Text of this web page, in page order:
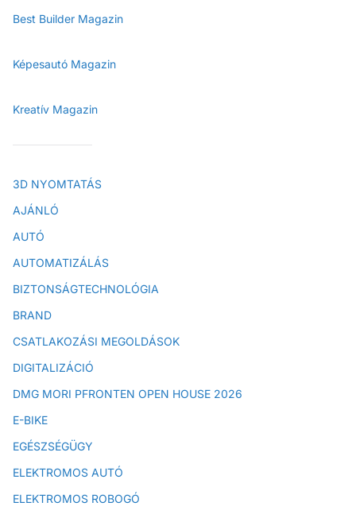
Best Builder Magazin
Képesautó Magazin
Kreatív Magazin
3D NYOMTATÁS
AJÁNLÓ
AUTÓ
AUTOMATIZÁLÁS
BIZTONSÁGTECHNOLÓGIA
BRAND
CSATLAKOZÁSI MEGOLDÁSOK
DIGITALIZÁCIÓ
DMG MORI PFRONTEN OPEN HOUSE 2026
E-BIKE
EGÉSZSÉGÜGY
ELEKTROMOS AUTÓ
ELEKTROMOS ROBOGÓ